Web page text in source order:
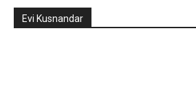
Evi Kusnandar